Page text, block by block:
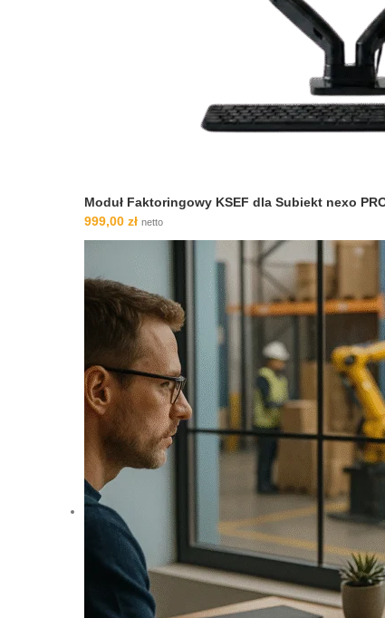
Moduł Faktoringowy KSEF dla Subiekt nexo
999,00 zł netto